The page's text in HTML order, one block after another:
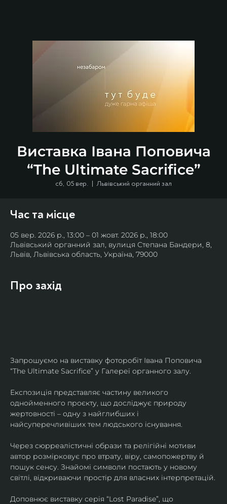
Виставка Івана Поповича
“The Ultimate Sacrifice”
сб, 05 вер.
  |
Львівський органний зал
Час та місце
05 вер. 2026 р., 13:00 – 01 жовт. 2026 р., 18:00
Львівський органний зал, вулиця Степана Бандери, 8,
Львів, Львівська область, Україна, 79000
Про захід
Запрошуємо на виставку фоторобіт Івана Поповича
“The Ultimate Sacrifice” у Галереї органного залу.
Експозиція представляє частину великого
однойменного проєкту, що досліджує природу
жертовності – одну з найглибших і
найсуперечливіших тем людського існування.
Через сюрреалістичні образи та релігійні мотиви
автор розмірковує про втрату, віру, самопожертву й
пошук сенсу. Знайомі символи постають у новому
світлі, відкриваючи простір для власних інтерпретацій.
Доповнює виставку серія “Lost Paradise”, що